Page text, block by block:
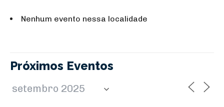
Nenhum evento nessa localidade
Próximos Eventos